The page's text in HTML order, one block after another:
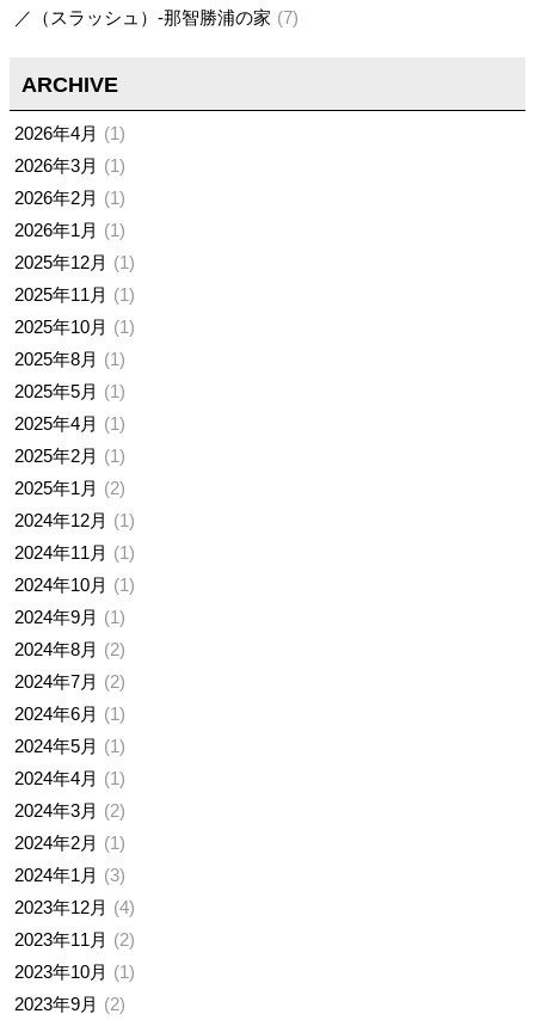
／（スラッシュ）-那智勝浦の家 7
ARCHIVE
2026年4月
1
2026年3月
1
2026年2月
1
2026年1月
1
2025年12月
1
2025年11月
1
2025年10月
1
2025年8月
1
2025年5月
1
2025年4月
1
2025年2月
1
2025年1月
2
2024年12月
1
2024年11月
1
2024年10月
1
2024年9月
1
2024年8月
2
2024年7月
2
2024年6月
1
2024年5月
1
2024年4月
1
2024年3月
2
2024年2月
1
2024年1月
3
2023年12月
4
2023年11月
2
2023年10月
1
2023年9月
2